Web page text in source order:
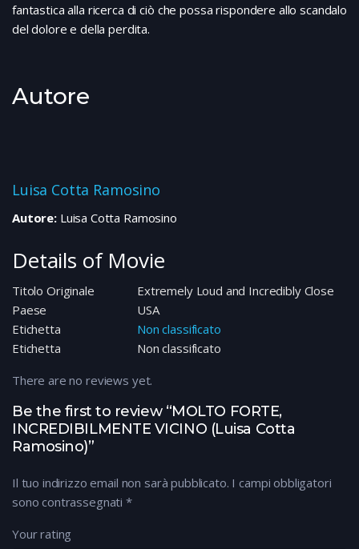
fantastica alla ricerca di ciò che possa rispondere allo scandalo
del dolore e della perdita.
Autore
Luisa Cotta Ramosino
Autore:Luisa Cotta Ramosino
Details of Movie
Titolo Originale
Extremely Loud and Incredibly Close
Paese
USA
Etichetta
Non classificato
Etichetta
Non classificato
Be the first to review “MOLTO FORTE,
INCREDIBILMENTE VICINO (Luisa Cotta
Ramosino)”
Il tuo indirizzo email non sarà pubblicato. I campi obbligatori
sono contrassegnati *
Your rating
There are no reviews yet.